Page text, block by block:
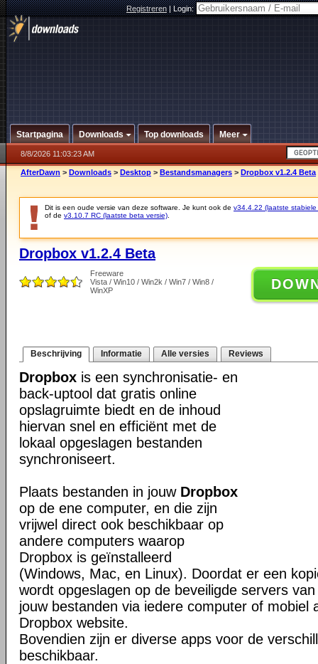
Registreren|Login:
Startpagina Downloads Top downloads Meer
8/8/2026 11:03:23 AM
AfterDawn > Downloads > Desktop > Bestandsmanagers > Dropbox v1.2.4 Beta
Dit is een oude versie van deze software. Je kunt ook de v34.4.22 (laatste stabiele
of de v3.10.7 RC (laatste beta versie)
Dropbox v1.2.4 Beta
Freeware
Vista / Win10 / Win2k / Win7 / Win8 /
WinXP
Beschrijving Informatie Alle versies Reviews
Dropbox is een synchronisatie- en
back-uptool dat gratis online
opslagruimte biedt en de inhoud
hiervan snel en efficiënt met de
lokaal opgeslagen bestanden
synchroniseert.
Plaats bestanden in jouw Dropbox
op de ene computer, en die zijn
vrijwel direct ook beschikbaar op
andere computers waarop
Dropbox is geïnstalleerd
(Windows, Mac, en Linux). Doordat er een
wordt opgeslagen op de beveiligde servers
jouw bestanden via iedere computer of mobiel
Dropbox website.
Bovendien zijn er diverse apps voor de
beschikbaar.